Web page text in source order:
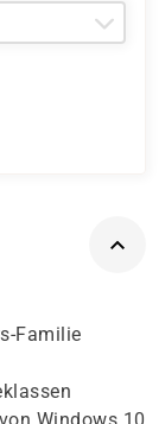
Familie